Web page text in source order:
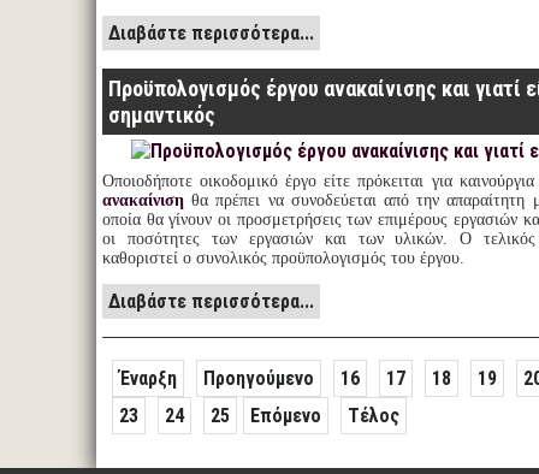
Διαβάστε περισσότερα...
Προϋπολογισμός έργου ανακαίνισης και γιατί
σημαντικός
Οποιοδήποτε οικοδομικό έργο είτε πρόκειται για
ανακαίνισηθα πρέπει να συνοδεύεται από την απαραίτητη
οποία θα γίνουν οι προσμετρήσεις των επιμέρους εργασιών
οι ποσότητες των εργασιών και των υλικών. Ο
καθοριστεί ο συνολικός προϋπολογισμός του έργου.
Διαβάστε περισσότερα...
Έναρξη Προηγούμενο 16 17 18 19
23
24 25 Επόμενο Τέλος